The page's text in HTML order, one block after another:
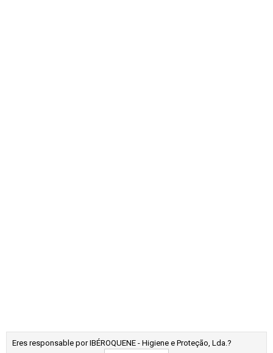
Eres responsable por IBÉROQUENE - Higiene e Proteção, Lda.?